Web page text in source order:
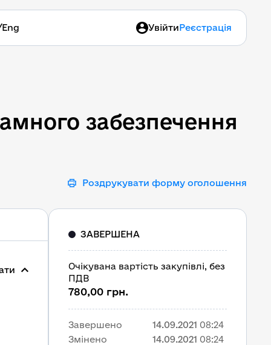
Eng УвійтиРеєстрація
забезпечення
Роздрукувати форму оголошення
ЗАВЕРШЕНА
Очікувана вартість закупівлі, без
ПДВ
780,00 грн.
Завершено 14.09.2021 08:24
Змінено
14.09.2021 08:24